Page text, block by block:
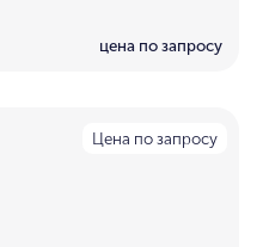
цена по запросу
Цена по запросу